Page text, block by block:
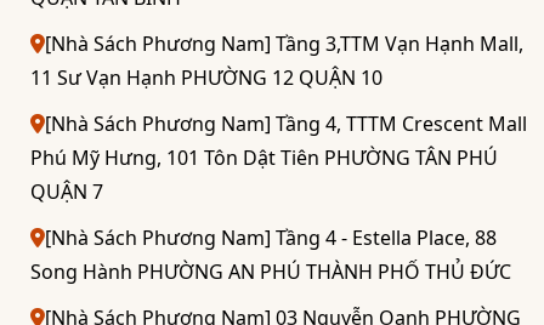
[Nhà Sách Phương Nam] Tầng 3,TTM Vạn Hạnh Mall,
11 Sư Vạn Hạnh PHƯỜNG 12 QUẬN 10
[Nhà Sách Phương Nam] Tầng 4, TTTM Crescent Mall
Phú Mỹ Hưng, 101 Tôn Dật Tiên PHƯỜNG TÂN PHÚ
QUẬN 7
[Nhà Sách Phương Nam] Tầng 4 - Estella Place, 88
Song Hành PHƯỜNG AN PHÚ THÀNH PHỐ THỦ ĐỨC
[Nhà Sách Phương Nam] 03 Nguyễn Oanh PHƯỜNG